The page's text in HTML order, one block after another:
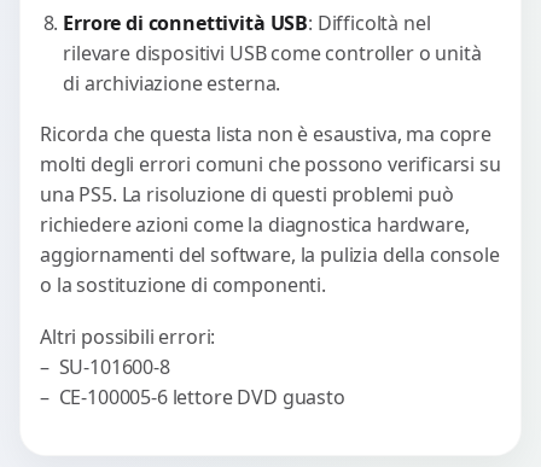
Errore di connettività USB: Difficoltà nel
rilevare dispositivi USB come controller o unità
di archiviazione esterna.
Ricorda che questa lista non è esaustiva, ma copre
molti degli errori comuni che possono verificarsi su
una PS5. La risoluzione di questi problemi può
richiedere azioni come la diagnostica hardware,
aggiornamenti del software, la pulizia della console
o la sostituzione di componenti.
Altri possibili errori:
– SU-101600-8
– CE-100005-6 lettore DVD guasto